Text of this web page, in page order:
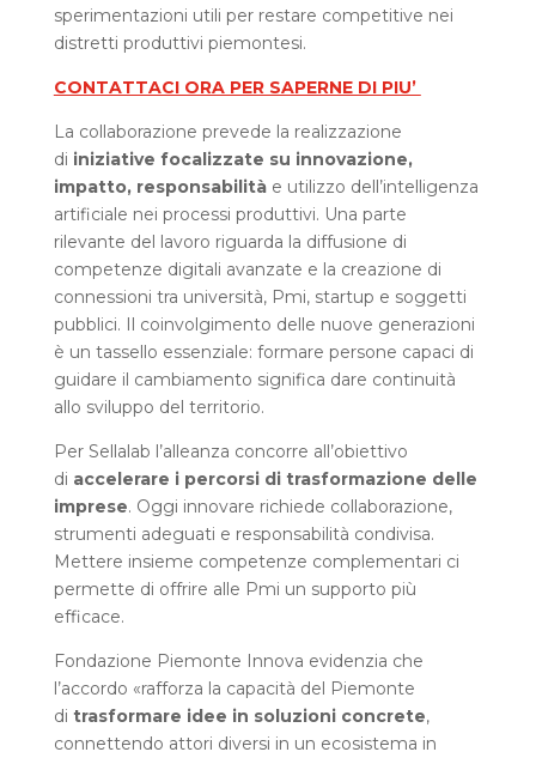
sperimentazioni utili per restare competitive nei
distretti produttivi piemontesi.
CONTATTACI ORA PER SAPERNE DI PIU’
La collaborazione prevede la realizzazione
di iniziative focalizzate su innovazione,
impatto, responsabilità e utilizzo dell’intelligenza
artificiale nei processi produttivi. Una parte
rilevante del lavoro riguarda la diffusione di
competenze digitali avanzate e la creazione di
connessioni tra università, Pmi, startup e soggetti
pubblici. Il coinvolgimento delle nuove generazioni
è un tassello essenziale: formare persone capaci di
guidare il cambiamento significa dare continuità
allo sviluppo del territorio.
Per Sellalab l’alleanza concorre all’obiettivo
di accelerare i percorsi di trasformazione delle
imprese. Oggi innovare richiede collaborazione,
strumenti adeguati e responsabilità condivisa.
Mettere insieme competenze complementari ci
permette di offrire alle Pmi un supporto più
efficace.
Fondazione Piemonte Innova evidenzia che
l’accordo «rafforza la capacità del Piemonte
di trasformare idee in soluzioni concrete,
connettendo attori diversi in un ecosistema in